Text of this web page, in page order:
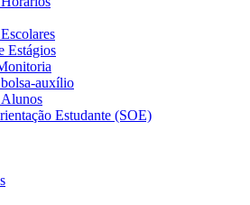
Estágios
auxílio
Alunos
Estudante (SOE)